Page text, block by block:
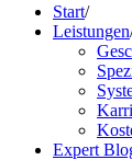
Start/
Leistungen
Expert